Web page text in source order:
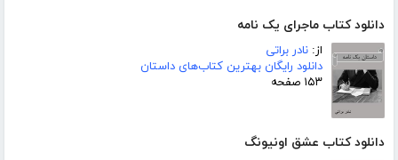
دانلود کتاب ماجرای یک نامه
از: نادر براتی
دانلود رایگان بهترین کتاب‌های داستان
۱۵۳ صفحه
دانلود کتاب عشق اونیونگ